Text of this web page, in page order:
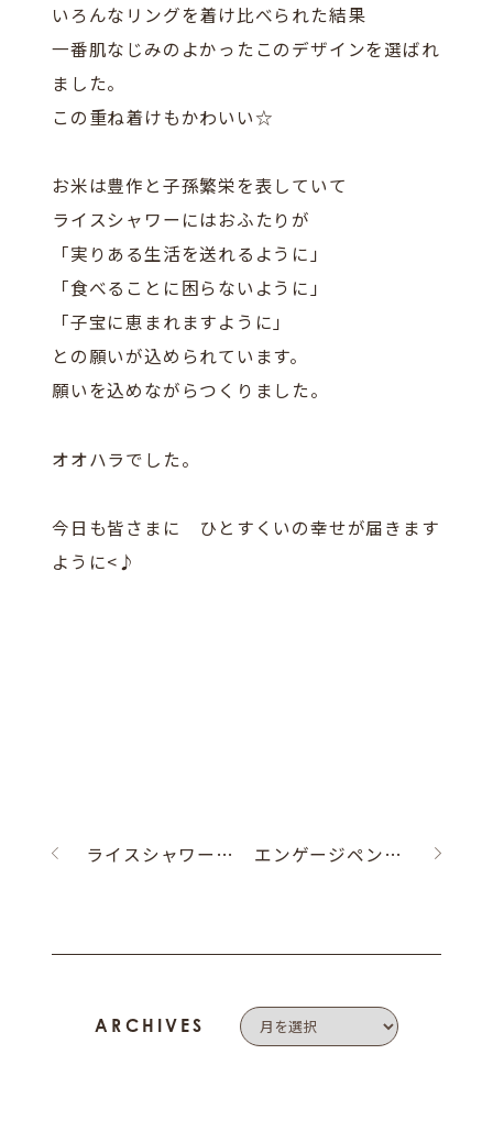
いろんなリングを着け比べられた結果
一番肌なじみのよかったこのデザインを選ばれ
ました。
この重ね着けもかわいい☆
お米は豊作と子孫繁栄を表していて
ライスシャワーにはおふたりが
「実りある生活を送れるように」
「食べることに困らないように」
「子宝に恵まれますように」
との願いが込められています。
願いを込めながらつくりました。
オオハラでした。
今日も皆さまに ひとすくいの幸せが届きます
ように<♪
ライスシャワーの祝福を。 エンゲージペンダント
ARCHIVES